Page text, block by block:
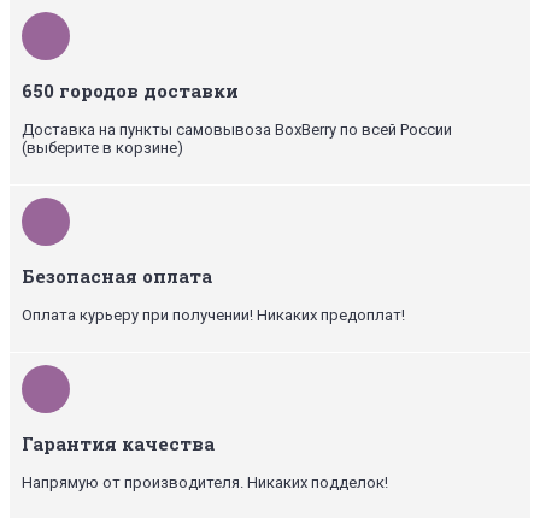
650 городов доставки
Доставка на пункты самовывоза BoxBerry по всей России
(выберите в корзине)
Безопасная оплата
Оплата курьеру при получении! Никаких предоплат!
Гарантия качества
Напрямую от производителя. Никаких подделок!